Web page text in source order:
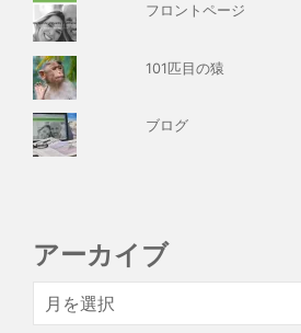
フロントページ
101匹目の猿
ブログ
アーカイブ